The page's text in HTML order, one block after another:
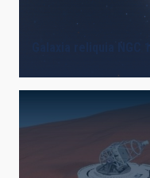
Galaxia reliquia NGC